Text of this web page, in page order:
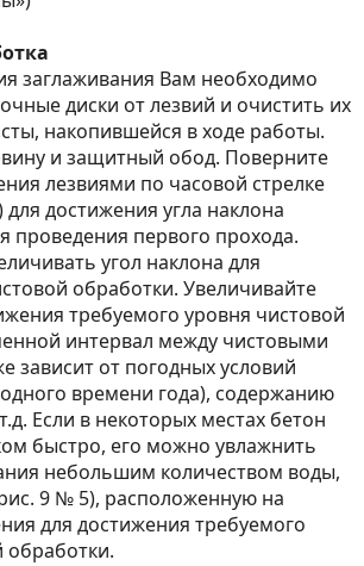
заглаживания Вам необходимо
диски от лезвий и очистить их
накопившейся в ходе работы.
и защитный обод. Поверните
лезвиями по часовой стрелке
достижения угла наклона
проведения первого прохода.
угол наклона для
обработки. Увеличивайте
требуемого уровня чистовой
интервал между чистовыми
зависит от погодных условий
времени года), содержанию
Если в некоторых местах бетон
быстро, его можно увлажнить
небольшим количеством воды,
9 № 5), расположенную на
для достижения требуемого
обработки.